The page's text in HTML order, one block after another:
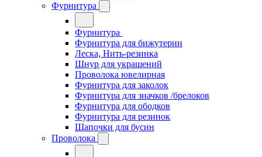
Фурнитура
Фурнитура
Фурнитура для бижутерии
Леска, Нить-резинка
Шнур для украшений
Проволока ювелирная
Фурнитура для заколок
Фурнитура для значков /брелоков
Фурнитура для ободков
Фурнитура для резинок
Шапочки для бусин
Проволока